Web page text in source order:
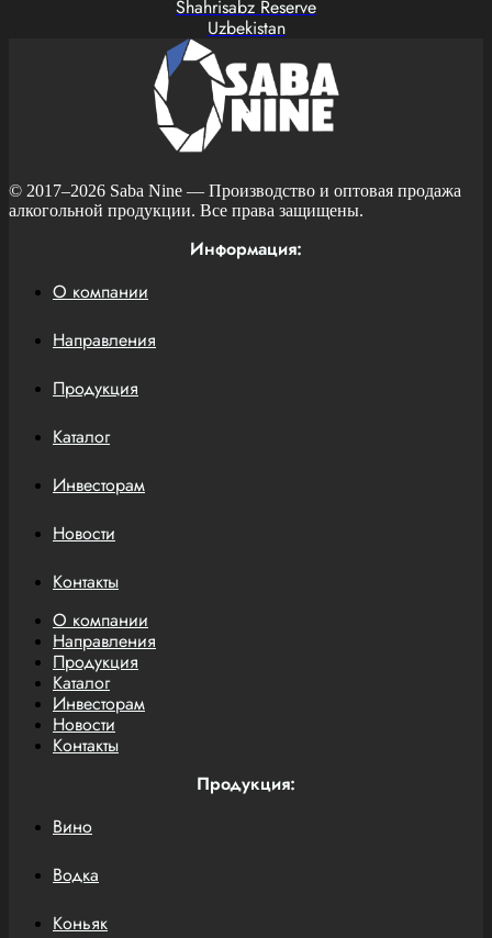
Shahrisabz Reserve
Uzbekistan
© 2017–2026 Saba Nine — Производство и оптовая продажа
алкогольной продукции. Все права защищены.
Информация:
О компании
Направления
Продукция
Каталог
Инвесторам
Новости
Контакты
О компании
Направления
Продукция
Каталог
Инвесторам
Новости
Контакты
Продукция:
Вино
Водка
Коньяк